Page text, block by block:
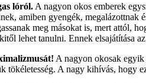
lóról. A nagyon okos emberek
amiben gyengék, megalázottnak
meg másokat is, mert attól,
lehet tanulni. Ennek elsajátítása
A nagyon okosak
tökéletesség. A nagy kihívás, hogy